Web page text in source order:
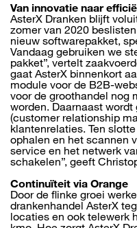
Van innovatie naar
AsterX Dranken blijft
zomer van 2020
nieuw softwarepakket,
Vandaag gebruiken we
pakket”, vertelt
gaat AsterX binnenkort
module voor de B2B-
voor de groothandel nog
worden. Daarnaast
(customer relationship
klantenrelaties. Ten
ophalen en het scannen
service en het netwerk
schakelen”, geeft
Continuïteit via Orange
Door de flinke groei
drankenhandel AsterX
locaties en ook telewerk